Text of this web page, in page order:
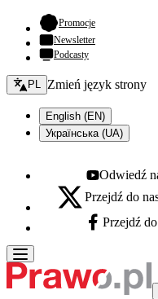
Promocje- otwiera się w
Newsletter
Podcasty
Zmień język - bieżący:
PL Zmień język strony
English (EN)
Українська (UA)
Youtube -
Odwiedź
X - otwiera się w nowej
Przejdź do
Facebook -
Przejdź